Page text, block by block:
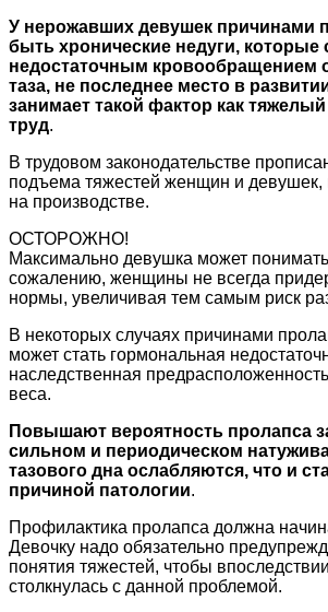
У нерожавших девушек причинами
быть хронические недуги,
недостаточным кровообращением
таза, не последнее место в
занимает такой фактор как
труд.
В трудовом законодательстве
подъема тяжестей женщин и девушек,
на производстве.
ОСТОРОЖНО!
Максимально девушка может понимать
сожалению, женщины не всегда
нормы, увеличивая тем самым риск
В некоторых случаях причинами
может стать гормональная
наследственная
веса.
Повышают вероятность пролапса
сильном и периодическом
тазового дна ослабляются, что и
причиной патологии.
Профилактика пролапса должна
Девочку надо обязательно
понятия тяжестей, чтобы
столкнулась с данной проблемой.